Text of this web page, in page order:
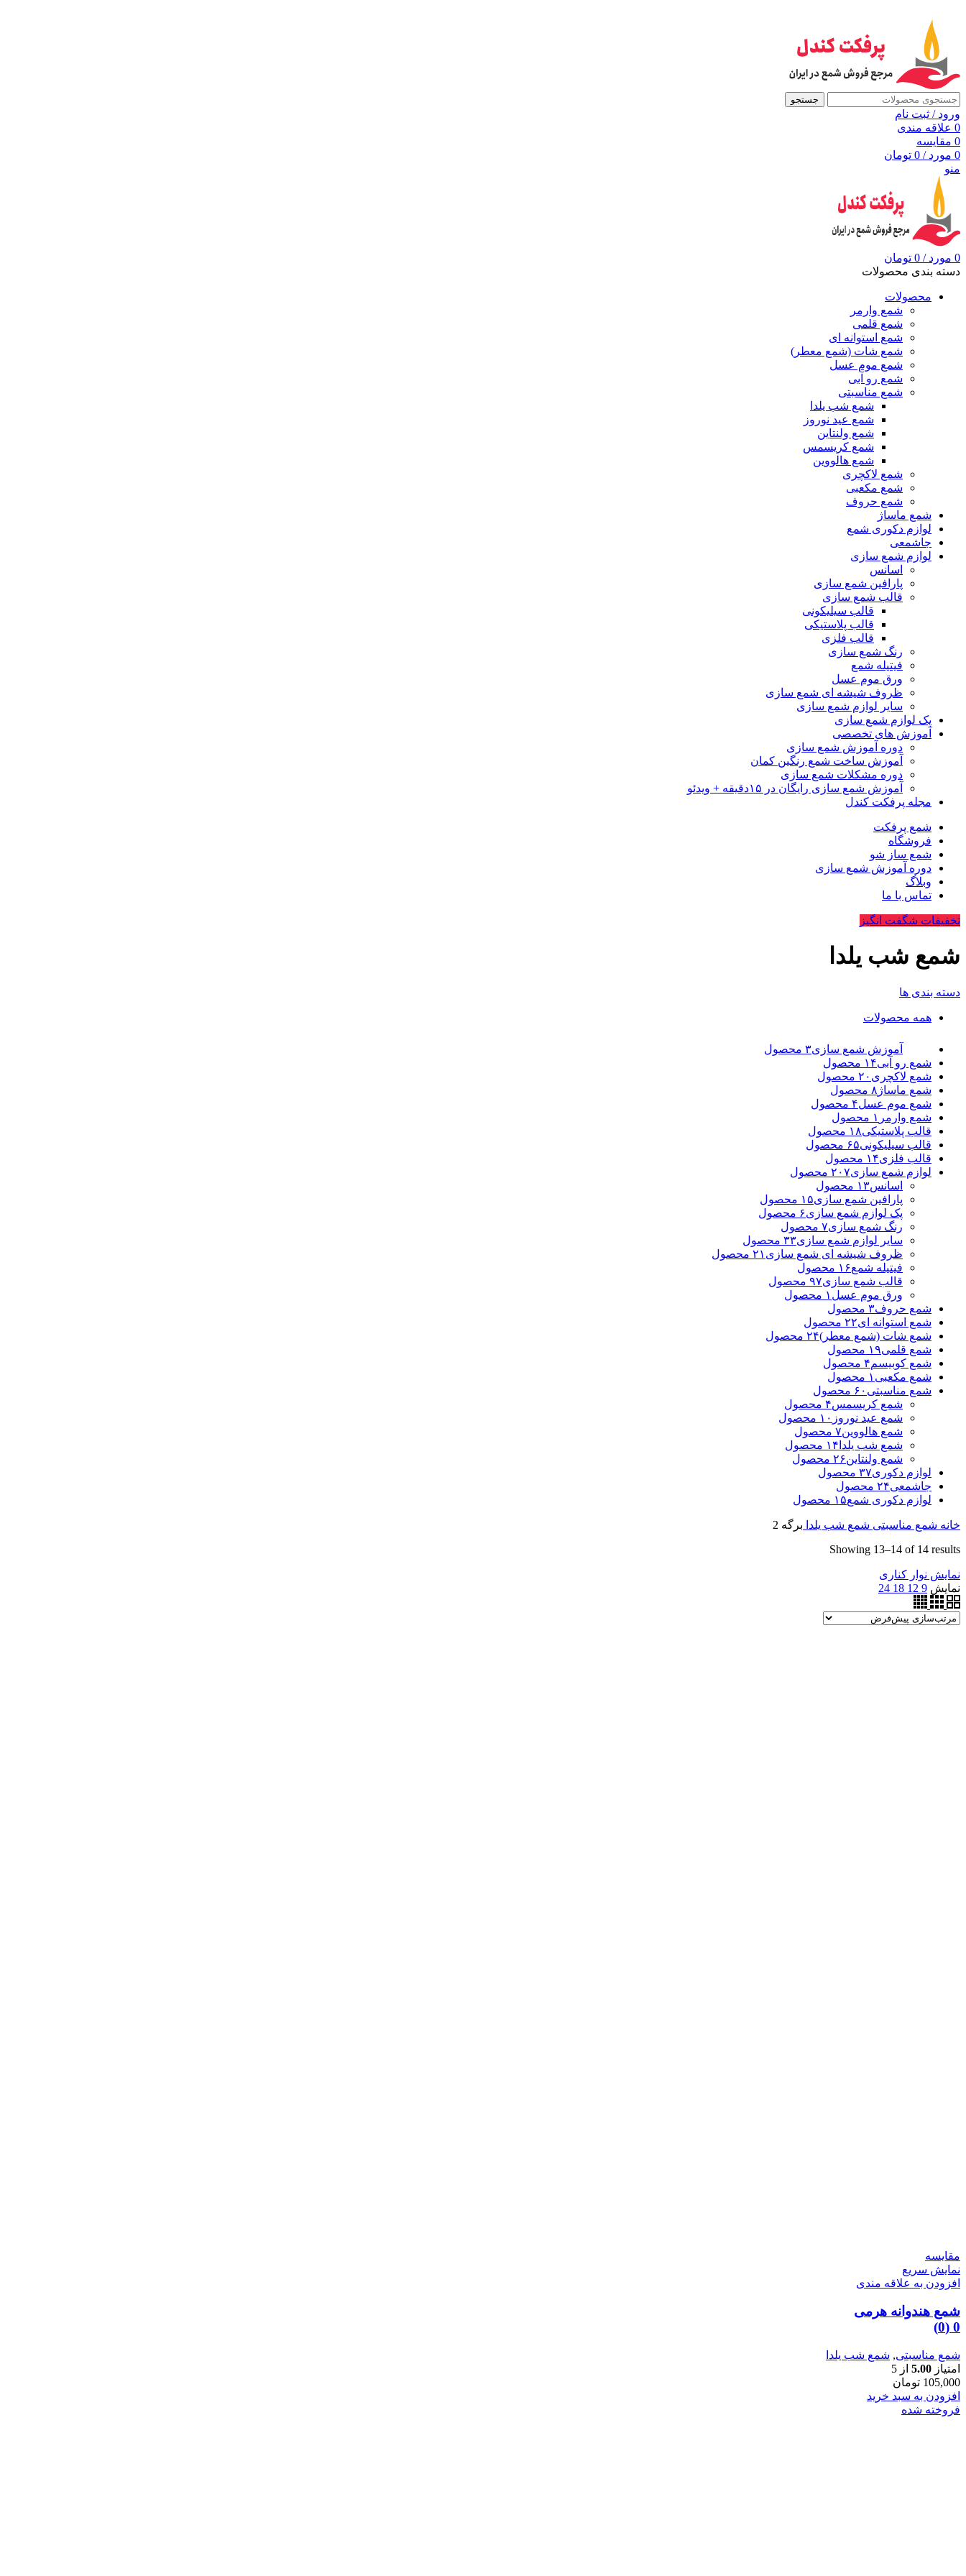
جستجو
ورود / ثبت نام
0 علاقه مندی
0 مقايسه
0 مورد /
0 تومان
منو
0 مورد /
0 تومان
دسته بندی محصولات
محصولات
شمع وارمر
شمع قلمی
شمع استوانه ای
شمع شات (شمع معطر)
شمع موم عسل
شمع رو آبی
شمع مناسبتی
شمع شب یلدا
شمع عید نوروز
شمع ولنتاین
شمع کریسمس
شمع هالووین
شمع لاکچری
شمع مکعبی
شمع حروف
شمع ماساژ
لوازم دکوری شمع
جاشمعی
لوازم شمع سازی
اسانس
پارافین شمع سازی
قالب شمع سازی
قالب سیلیکونی
قالب پلاستیکی
قالب فلزی
رنگ شمع سازی
فیتیله شمع
ورق موم عسل
ظروف شیشه ای شمع سازی
سایر لوازم شمع سازی
پک لوازم شمع سازی
آموزش های تخصصی
دوره آموزش شمع سازی
آموزش ساخت شمع رنگین کمان
دوره مشکلات شمع سازی
آموزش شمع سازی رایگان در ۱۵دقیقه + ویدئو
مجله پرفکت کندل
شمع پرفکت
فروشگاه
شمع ساز شو
دوره آموزش شمع سازی
وبلاگ
تماس با ما
تخفیفات شگفت انگیز
شمع شب یلدا
دسته بندی ها
همه محصولات
آموزش شمع سازی۳ محصول
شمع رو آبی۱۴ محصول
شمع لاکچری ۲۰ محصول
شمع ماساژ ۸ محصول
شمع موم عسل۴ محصول
شمع وارمر ۱ محصول
قالب پلاستیکی۱۸ محصول
قالب سیلیکونی۶۵ محصول
قالب فلزی۱۴ محصول
لوازم شمع سازی۲۰۷ محصول
اسانس۱۳ محصول
پارافین شمع سازی۱۵ محصول
پک لوازم شمع سازی۶ محصول
رنگ شمع سازی۷ محصول
سایر لوازم شمع سازی۳۳ محصول
ظروف شیشه ای شمع سازی ۲۱ محصول
فیتیله شمع۱۶ محصول
قالب شمع سازی۹۷ محصول
ورق موم عسل ۱ محصول
شمع حروف۳ محصول
شمع استوانه ای۲۲ محصول
شمع شات (شمع معطر)۲۴ محصول
شمع قلمی۱۹ محصول
شمع کوبیسم۴ محصول
شمع مکعبی ۱ محصول
شمع مناسبتی ۶۰ محصول
شمع کریسمس۴ محصول
شمع عید نوروز ۱۰ محصول
شمع هالووین۷ محصول
شمع شب یلدا ۱۴ محصول
شمع ولنتاین۲۶ محصول
لوازم دکوری۳۷ محصول
جاشمعی۲۴ محصول
لوازم دکوری شمع۱۵ محصول
خانه شمع مناسبتی شمع شب یلدا برگه 2
Showing 13–14 of 14 results
نمایش نوار کناری
نمایش 9
12
18
24
مقايسه
نمایش سریع
افزودن به علاقه مندی
شمع هندوانه هرمی
0 (0)
شمع مناسبتی, شمع شب یلدا
امتیاز 5.00 از 5
105,000 تومان
افزودن به سبد خرید
فروخته شده